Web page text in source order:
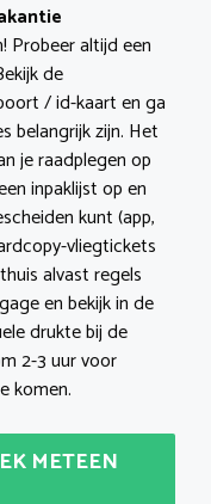
Probeer altijd een
de
/ id-kaart en ga
belangrijk zijn. Het
je raadplegen op
inpaklijst op en
kunt (app,
vliegtickets
alvast regels
en bekijk in de
drukte bij de
2-3 uur voor
komen.
METEEN